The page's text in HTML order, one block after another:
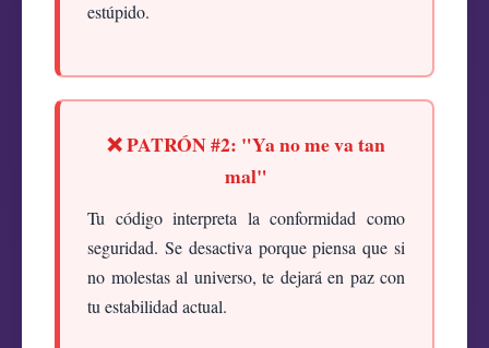
estúpido.
❌ PATRÓN #2: "Ya no me va tan
mal"
Tu código interpreta la conformidad como
seguridad. Se desactiva porque piensa que si
no molestas al universo, te dejará en paz con
tu estabilidad actual.